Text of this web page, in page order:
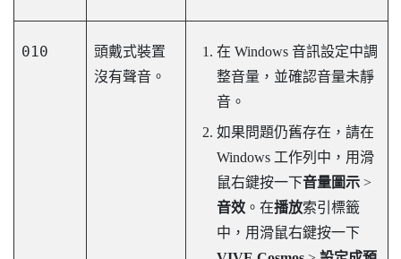
010
頭戴式裝置
沒有聲音。
在 Windows音訊設定中調
整音量，並確認音量未靜
音。
如果問題仍舊存在，請在
Windows工作列中，用滑
鼠右鍵按一下音量圖示>
音效。在播放索引標籤
中，用滑鼠右鍵按一下